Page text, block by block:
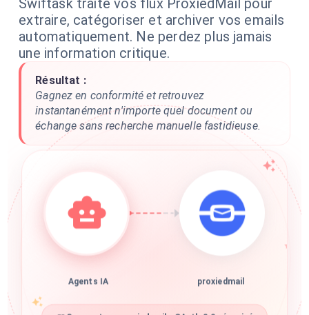
Swiftask traite vos flux ProxiedMail pour
extraire, catégoriser et archiver vos emails
automatiquement. Ne perdez plus jamais
une information critique.
Résultat :
Gagnez en conformité et retrouvez
instantanément n'importe quel document ou
échange sans recherche manuelle fastidieuse.
Agents IA proxiedmail